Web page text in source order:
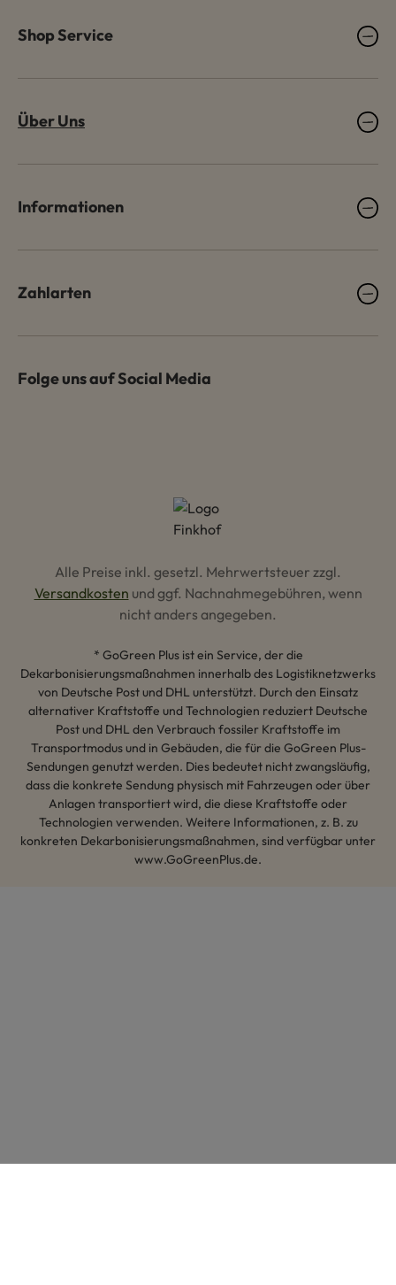
Shop Service
Über Uns
Informationen
Zahlarten
Folge uns auf Social Media
Alle Preise inkl. gesetzl. Mehrwertsteuer zzgl.
Versandkosten und ggf. Nachnahmegebühren, wenn
nicht anders angegeben.
* GoGreen Plus ist ein Service, der die
Dekarbonisierungsmaßnahmen innerhalb des Logistiknetzwerks
von Deutsche Post und DHL unterstützt. Durch den Einsatz
alternativer Kraftstoffe und Technologien reduziert Deutsche
Post und DHL den Verbrauch fossiler Kraftstoffe im
Transportmodus und in Gebäuden, die für die GoGreen Plus-
Sendungen genutzt werden. Dies bedeutet nicht zwangsläufig,
dass die konkrete Sendung physisch mit Fahrzeugen oder über
Anlagen transportiert wird, die diese Kraftstoffe oder
Technologien verwenden. Weitere Informationen, z. B. zu
konkreten Dekarbonisierungsmaßnahmen, sind verfügbar unter
www.GoGreenPlus.de.